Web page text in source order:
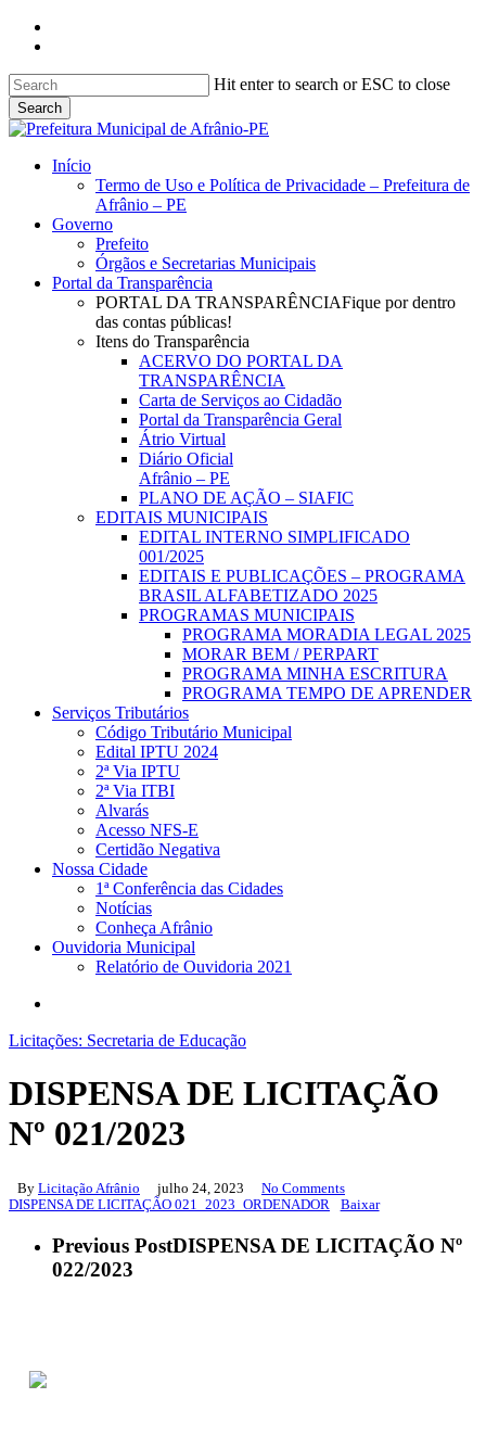
Skip
content
Hit enter to search or ESC to close
Search
Close
search
Menu
Início
Termo de Uso e Política de Privacidade – Prefeitura de
Afrânio – PE
Governo
Prefeito
Órgãos e Secretarias Municipais
Portal da Transparência
PORTAL DA TRANSPARÊNCIAFique por dentro
das contas públicas!
Itens do Transparência
ACERVO DO PORTAL DA
TRANSPARÊNCIA
Carta de Serviços ao Cidadão
Portal da Transparência Geral
Átrio Virtual
Diário Oficial
Afrânio – PE
PLANO DE AÇÃO – SIAFIC
EDITAIS MUNICIPAIS
EDITAL INTERNO SIMPLIFICADO
001/2025
EDITAIS E PUBLICAÇÕES – PROGRAMA
BRASIL ALFABETIZADO 2025
PROGRAMAS MUNICIPAIS
PROGRAMA MORADIA LEGAL 2025
MORAR BEM / PERPART
PROGRAMA MINHA ESCRITURA
PROGRAMA TEMPO DE APRENDER
Serviços Tributários
Código Tributário Municipal
Edital IPTU 2024
2ª Via IPTU
2ª Via ITBI
Alvarás
Acesso NFS-E
Certidão Negativa
Nossa Cidade
1ª Conferência das Cidades
Notícias
Conheça Afrânio
Ouvidoria Municipal
Relatório de Ouvidoria 2021
Licitações: Secretaria de Educação
DISPENSA DE LICITAÇÃO
Nº 021/2023
By Licitação Afrânio julho 24, 2023 No Comments
DISPENSA DE LICITAÇÃO 021_2023_ORDENADOR Baixar
Previous PostDISPENSA DE LICITAÇÃO Nº
022/2023